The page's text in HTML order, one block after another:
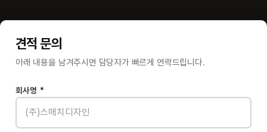
견적 문의
아래 내용을 남겨주시면 담당자가 빠르게 연락드립니다.
회사명 *